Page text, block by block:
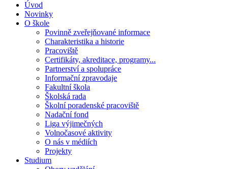
Úvod
Novinky
O škole
Povinně zveřejňované informace
Charakteristika a historie
Pracoviště
Certifikáty, akreditace, programy...
Partnerství a spolupráce
Informační zpravodaje
Fakultní škola
Školská rada
Školní poradenské pracoviště
Nadační fond
Liga výjimečných
Volnočasové aktivity
O nás v médiích
Projekty
Studium